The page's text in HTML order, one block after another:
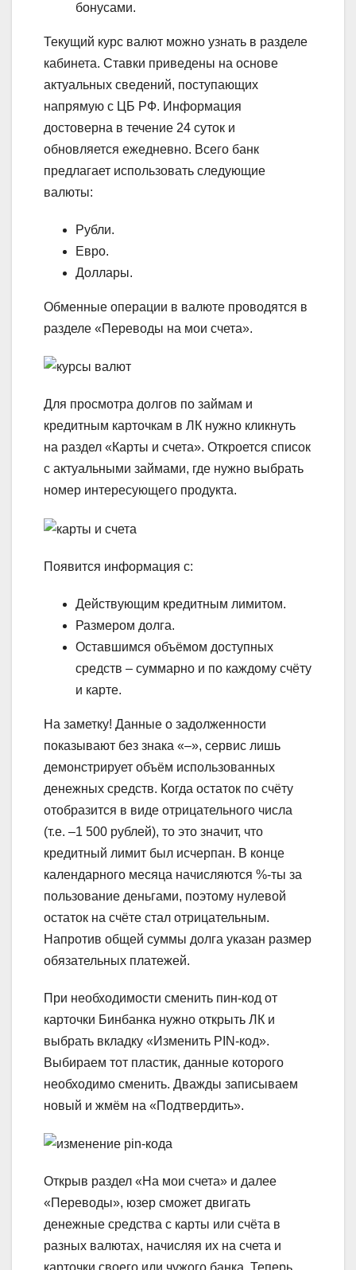
бонусами.
Текущий курс валют можно узнать в разделе
кабинета. Ставки приведены на основе
актуальных сведений, поступающих
напрямую с ЦБ РФ. Информация
достоверна в течение 24 суток и
обновляется ежедневно. Всего банк
предлагает использовать следующие
валюты:
Рубли.
Евро.
Доллары.
Обменные операции в валюте проводятся в
разделе «Переводы на мои счета».
Для просмотра долгов по займам и
кредитным карточкам в ЛК нужно кликнуть
на раздел «Карты и счета». Откроется список
с актуальными займами, где нужно выбрать
номер интересующего продукта.
Появится информация с:
Действующим кредитным лимитом.
Размером долга.
Оставшимся объёмом доступных
средств – суммарно и по каждому счёту
и карте.
На заметку! Данные о задолженности
показывают без знака «–», сервис лишь
демонстрирует объём использованных
денежных средств. Когда остаток по счёту
отобразится в виде отрицательного числа
(т.е. –1 500 рублей), то это значит, что
кредитный лимит был исчерпан. В конце
календарного месяца начисляются %-ты за
пользование деньгами, поэтому нулевой
остаток на счёте стал отрицательным.
Напротив общей суммы долга указан размер
обязательных платежей.
При необходимости сменить пин-код от
карточки Бинбанка нужно открыть ЛК и
выбрать вкладку «Изменить PIN-код».
Выбираем тот пластик, данные которого
необходимо сменить. Дважды записываем
новый и жмём на «Подтвердить».
Открыв раздел «На мои счета» и далее
«Переводы», юзер сможет двигать
денежные средства с карты или счёта в
разных валютах, начисляя их на счета и
карточки своего или чужого банка. Теперь